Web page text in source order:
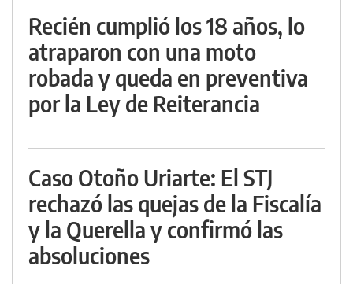
Recién cumplió los 18 años, lo
atraparon con una moto
robada y queda en preventiva
por la Ley de Reiterancia
Caso Otoño Uriarte: El STJ
rechazó las quejas de la Fiscalía
y la Querella y confirmó las
absoluciones